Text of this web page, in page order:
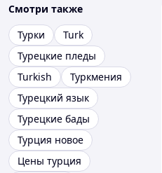
Смотри также
Турки
Turk
Турецкие пледы
Turkish
Туркмения
Турецкий язык
Турецкие бады
Турция новое
Цены турция